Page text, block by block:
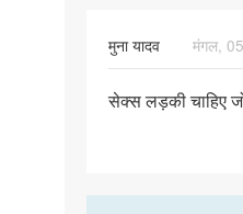
मुना यादव
मंगल,
सेक्स
सेक्स लड़की चाहिए